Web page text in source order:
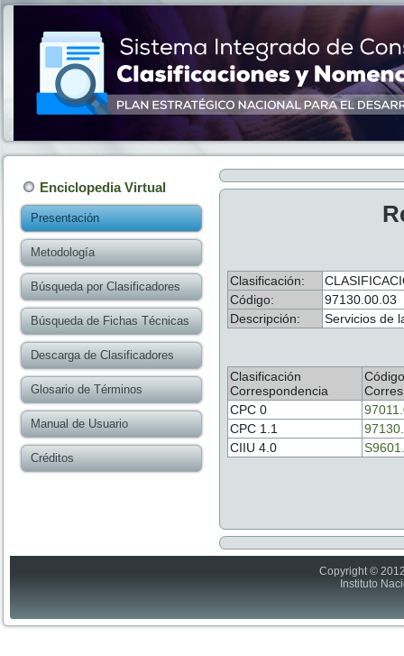
Enciclopedia Virtual
Presentación
Metodología
Búsqueda por Clasificadores
Búsqueda de Fichas Técnicas
Descarga de Clasificadores
Glosario de Términos
Manual de Usuario
Créditos
Clasificación:
Código:
97130.00.03
Descripción:
Servicios de
Clasificación
Correspondencia
Código
CPC 0
CPC 1.1
CIIU 4.0
Copyright ©
Instituto